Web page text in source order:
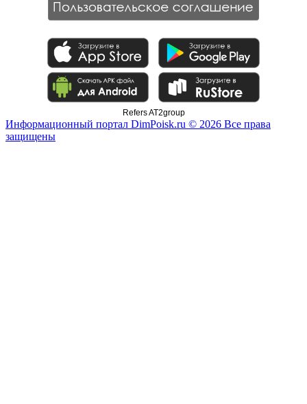
Refers AT2group
Информационный портал DimPoisk.ru © 2026 Все права
защищены